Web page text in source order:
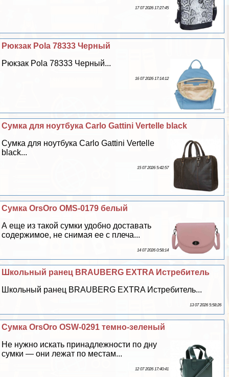
17 07 2026 17:27:45
Рюкзак Pola 78333 Черный
Рюкзак Pola 78333 Черный...
16 07 2026 17:14:12
Сумка для ноутбука Carlo Gattini Vertelle black
Сумка для ноутбука Carlo Gattini Vertelle
black...
15 07 2026 5:42:57
Сумка OrsOro OMS-0179 белый
А еще из такой сумки удобно доставать
содержимое, не снимая ее с плеча...
14 07 2026 0:58:14
Школьный ранец BRAUBERG EXTRA Истребитель
Школьный ранец BRAUBERG EXTRA Истребитель...
13 07 2026 5:58:26
Сумка OrsOro OSW-0291 темно-зеленый
Не нужно искать принадлежности по дну
сумки — они лежат по местам...
12 07 2026 17:40:41